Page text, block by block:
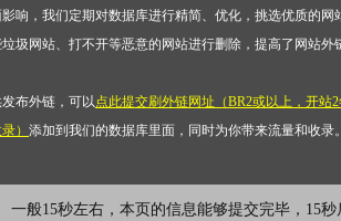
响，我们定期对数据库进行精简、优化，挑选优质的网
圾网站、打不开等恶意的网站进行删除，提高了网站外
布外链，可以点此提交刷外链网址（BR2或以上，开站
） 添加到我们的数据库里面，同时为你带来流量和收录
一般15秒左右，本页的信息能够提交完毕，15秒